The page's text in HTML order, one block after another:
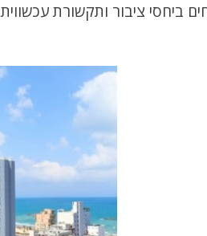
ביחסי ציבור ותקשורת עכשווית